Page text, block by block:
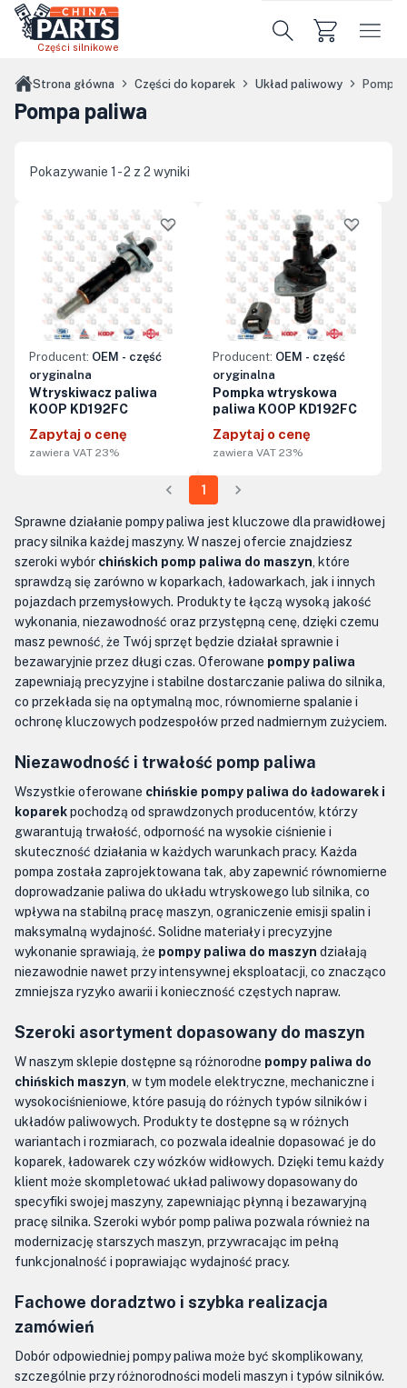
Przejdź do treści głównej
Części silnikowe
Strona główna Części do koparek Układ paliwowy Pompa
Pompa paliwa
Pokazywanie 1 - 2 z 2 wyniki
Producent: OEM - część
oryginalna
Wtryskiwacz paliwa
KOOP KD192FC
Zapytaj o cenę
zawiera VAT 23%
Producent: OEM - część
oryginalna
Pompka wtryskowa
paliwa KOOP KD192FC
Zapytaj o cenę
zawiera VAT 23%
1
Sprawne działanie pompy paliwa jest kluczowe dla prawidłowej
pracy silnika każdej maszyny. W naszej ofercie znajdziesz
szeroki wybór chińskich pomp paliwa do maszyn , które
sprawdzą się zarówno w koparkach, ładowarkach, jak i innych
pojazdach przemysłowych. Produkty te łączą wysoką jakość
wykonania, niezawodność oraz przystępną cenę, dzięki czemu
masz pewność, że Twój sprzęt będzie działał sprawnie i
bezawaryjnie przez długi czas. Oferowane pompy paliwa
zapewniają precyzyjne i stabilne dostarczanie paliwa do silnika,
co przekłada się na optymalną moc, równomierne spalanie i
ochronę kluczowych podzespołów przed nadmiernym zużyciem.
Niezawodność i trwałość pomp paliwa
Wszystkie oferowane chińskie pompy paliwa do ładowarek i
koparekpochodzą od sprawdzonych producentów, którzy
gwarantują trwałość, odporność na wysokie ciśnienie i
skuteczność działania w każdych warunkach pracy. Każda
pompa została zaprojektowana tak, aby zapewnić równomierne
doprowadzanie paliwa do układu wtryskowego lub silnika, co
wpływa na stabilną pracę maszyn, ograniczenie emisji spalin i
maksymalną wydajność. Solidne materiały i precyzyjne
wykonanie sprawiają, że pompy paliwa do maszyn działają
niezawodnie nawet przy intensywnej eksploatacji, co znacząco
zmniejsza ryzyko awarii i konieczność częstych napraw.
Szeroki asortyment dopasowany do maszyn
W naszym sklepie dostępne są różnorodne pompy paliwa do
chińskich maszyn , w tym modele elektryczne, mechaniczne i
wysokociśnieniowe, które pasują do różnych typów silników i
układów paliwowych. Produkty te dostępne są w różnych
wariantach i rozmiarach, co pozwala idealnie dopasować je do
koparek, ładowarek czy wózków widłowych. Dzięki temu każdy
klient może skompletować układ paliwowy dopasowany do
specyfiki swojej maszyny, zapewniając płynną i bezawaryjną
pracę silnika. Szeroki wybór pomp paliwa pozwala również na
modernizację starszych maszyn, przywracając im pełną
funkcjonalność i poprawiając wydajność pracy.
Fachowe doradztwo i szybka realizacja
zamówień
Dobór odpowiedniej pompy paliwa może być skomplikowany,
szczególnie przy różnorodności modeli maszyn i typów silników.